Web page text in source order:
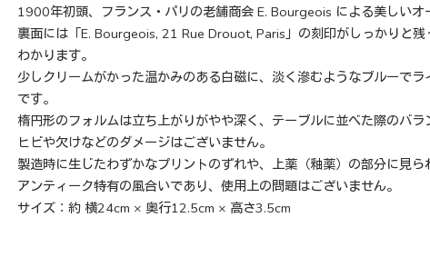
1900年初頭、フランス・パリの老舗商会 E. Bourgeois による美しいオ
裏面には「E. Bourgeois, 21 Rue Drouot, Paris」の刻印がしっかりと
わかります。
少しクリームがかった温かみのある白磁に、淡く滲むようなブルーで
です。
楕円形のフォルムは立ち上がりがやや深く、テーブルに並べた際のバラ
ヒビや欠けなどのダメージはございません。
製造時に生じたわずかなプリントのずれや、上薬（釉薬）の部分に見
アンティーク特有の風合いであり、使用上の問題はございません。
サイズ：約 横24cm × 奥行12.5cm × 高さ3.5cm